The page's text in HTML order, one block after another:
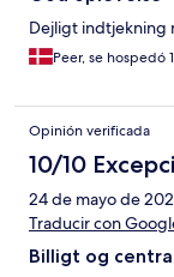
Dejligt indtjekning
Peer, se hospedó
Opinión verificada
10/10
24 de mayo de
Traducir con
Billigt og